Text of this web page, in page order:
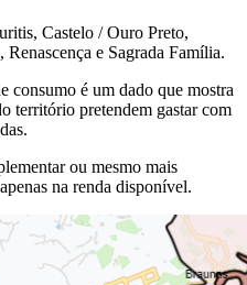
Castelo / Ouro Preto,
e Sagrada Família.
consumo é um dado que mostra
território pretendem gastar com
ou mesmo mais
na renda disponível.